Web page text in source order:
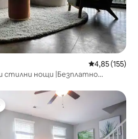
Средна
4,85 (155)
стилни нощи |Безплатно